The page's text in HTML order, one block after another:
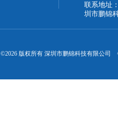
联系地址
圳市鹏锦
©2026 版权所有 深圳市鹏锦科技有限公司